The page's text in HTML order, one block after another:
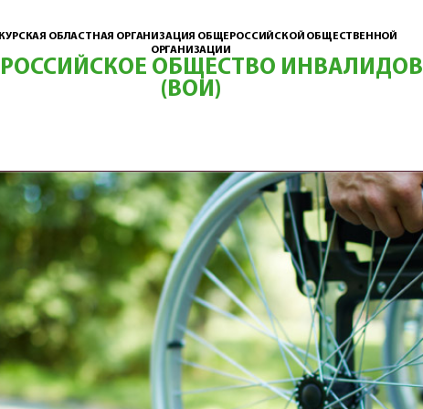
ОБЛАСТНАЯ ОРГАНИЗАЦИЯ ОБЩЕРОССИЙСКОЙ ОБЩЕСТВЕННОЙ
ОРГАНИЗАЦИИ
ОБЩЕСТВО ИНВАЛИДОВ
(ВОИ)